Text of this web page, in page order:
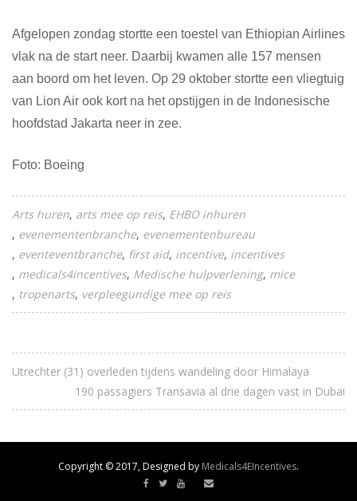
Afgelopen zondag stortte een toestel van Ethiopian Airlines
vlak na de start neer. Daarbij kwamen alle 157 mensen
aan boord om het leven. Op 29 oktober stortte een vliegtuig
van Lion Air ook kort na het opstijgen in de Indonesische
hoofdstad Jakarta neer in zee.
Foto: Boeing
Arts huren arts mee op reis EHBO inhuren
evenementenbranche evenementenbureau
eventeventbranche first aid incentive incentives
medicals4incentives Medische hulpverlening mice
tropenarts verpleegundige mee op reis
Utrechter (31) overleden tijdens wandeling door Himalaya
190 passagiers Transavia al drie dagen vast in Dubai
Copyright © 2017, Designed by Medicals4EIncentives.